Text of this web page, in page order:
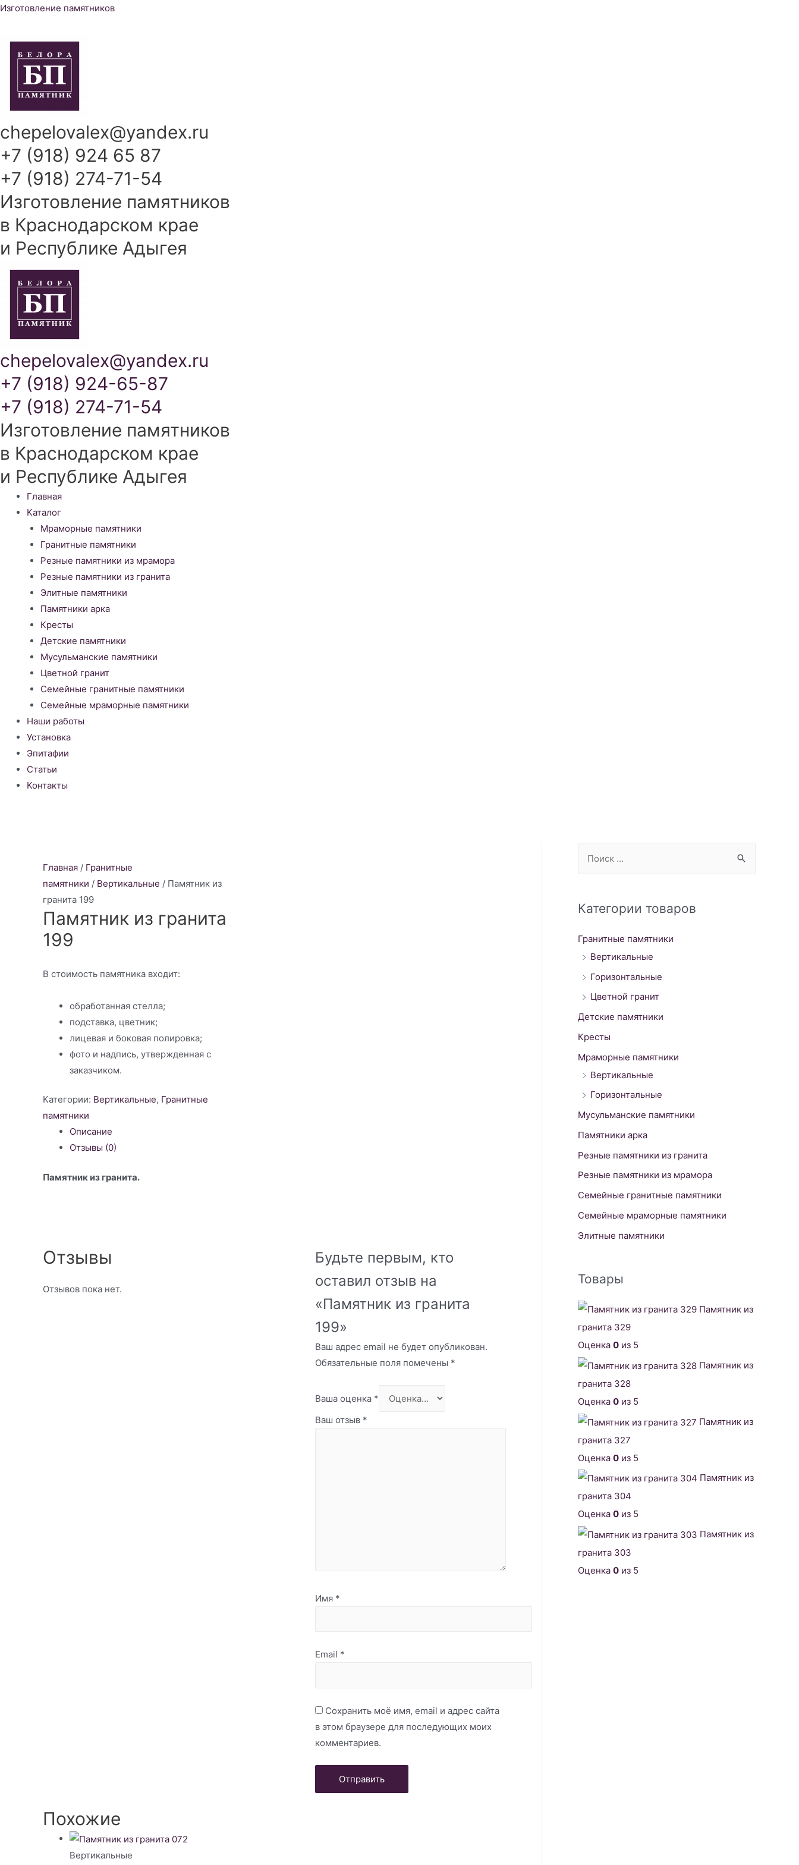
Перейти
содержимому
Изготовление памятников
chepelovalex@yandex.ru
+7 (918) 924 65 87
+7 (918) 274-71-54
Изготовление памятников
в Краснодарском крае
и Республике Адыгея
chepelovalex@yandex.ru
+7 (918) 924-65-87
+7 (918) 274-71-54
Изготовление памятников
в Краснодарском крае
и Республике Адыгея
Меню
Главная
Каталог
Мраморные памятники
Гранитные памятники
Резные памятники из мрамора
Резные памятники из гранита
Элитные памятники
Памятники арка
Кресты
Детские памятники
Мусульманские памятники
Цветной гранит
Семейные гранитные памятники
Семейные мраморные памятники
Наши работы
Установка
Эпитафии
Статьи
Контакты
Главная / Гранитные
памятники / Вертикальные / Памятник из
гранита 199
Памятник из гранита
199
В стоимость памятника входит:
обработанная стелла;
подставка, цветник;
лицевая и боковая полировка;
фото и надпись, утвержденная с
заказчиком.
Категории: Вертикальные, Гранитные
памятники
Описание
Отзывы (0)
Памятник из гранита.
Отзывы
Отзывов пока нет.
Будьте первым, кто
оставил отзыв на
«Памятник из гранита
199»
Ваш адрес email не будет опубликован.
Обязательные поля помечены *
Ваша оценка *
Ваш отзыв *
Имя *
Email *
Сохранить моё имя, email и адрес сайта
в этом браузере для последующих моих
комментариев.
Похожие
Вертикальные
r
h
:
Категории товаров
Гранитные памятники
Вертикальные
Горизонтальные
Цветной гранит
Детские памятники
Кресты
Мраморные памятники
Вертикальные
Горизонтальные
Мусульманские памятники
Памятники арка
Резные памятники из гранита
Резные памятники из мрамора
Семейные гранитные памятники
Семейные мраморные памятники
Элитные памятники
Товары
Памятник из
гранита 329
Оценка 0 из 5
Памятник из
гранита 328
Оценка 0 из 5
Памятник из
гранита 327
Оценка 0 из 5
Памятник из
гранита 304
Оценка 0 из 5
Памятник из
гранита 303
Оценка 0 из 5